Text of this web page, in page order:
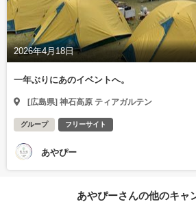
2026年4月18日
一年ぶりにあのイベントへ。
[広島県] 神石高原 ティアガルテン
グループ フリーサイト
あやぴー
あやぴーさんの他のキャ